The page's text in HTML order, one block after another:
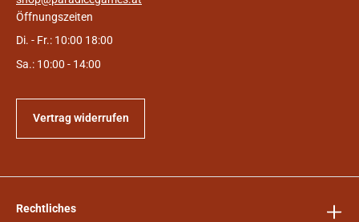
Öffnungszeiten
Di. - Fr.: 10:00 18:00
Sa.: 10:00 - 14:00
Vertrag widerrufen
Rechtliches